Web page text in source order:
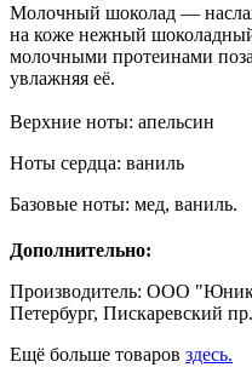
Молочный шоколад —
на коже нежный
молочными протеинами
увлажняя её.
Верхние ноты: апельсин
Ноты сердца: ваниль
Базовые ноты: мед, ваниль.
Дополнительно:
Производитель: ООО
Петербург, Пискаревский
Ещё больше товаров здесь.